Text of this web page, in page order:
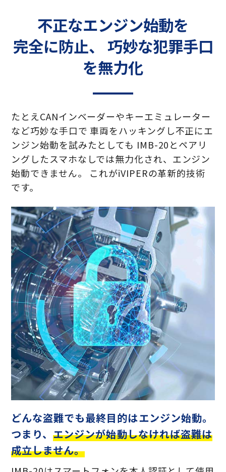
不正なエンジン始動を
完全に防止、 巧妙な犯罪手口
を無力化
たとえCANインベーダーやキーエミュレーター
など巧妙な手口で 車両をハッキングし不正にエ
ンジン始動を試みたとしても IMB-20とペアリ
ングしたスマホなしでは無力化され、エンジン
始動できません。 これがiVIPERの革新的技術
です。
どんな盗難でも最終目的はエンジン始動。
つまり、エンジンが始動しなければ盗難は
成立しません。